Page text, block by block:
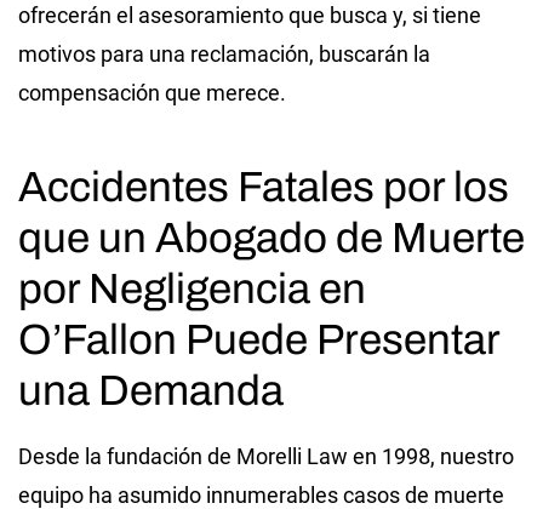
ofrecerán el asesoramiento que busca y, si tiene
motivos para una reclamación, buscarán la
compensación que merece.
Accidentes Fatales por los
que un Abogado de Muerte
por Negligencia en
O’Fallon Puede Presentar
una Demanda
Desde la fundación de Morelli Law en 1998, nuestro
equipo ha asumido innumerables casos de muerte